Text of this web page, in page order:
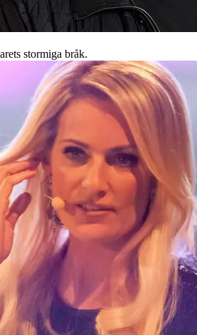
stormiga bråk.